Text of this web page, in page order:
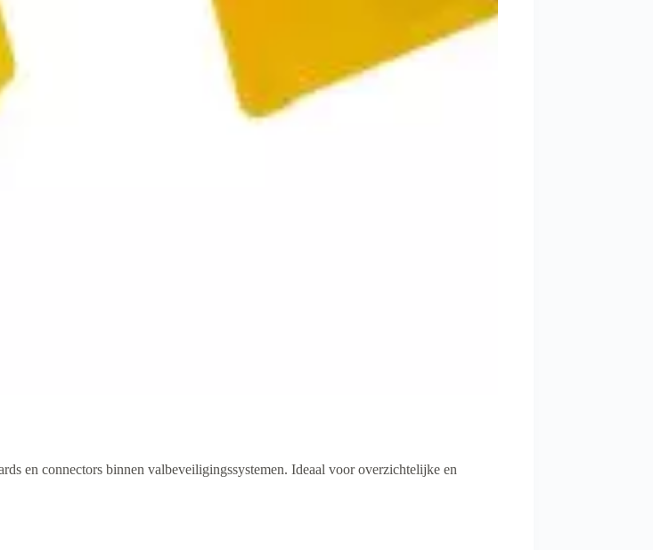
en connectors binnen valbeveiligingssystemen. Ideaal voor overzichtelijke en